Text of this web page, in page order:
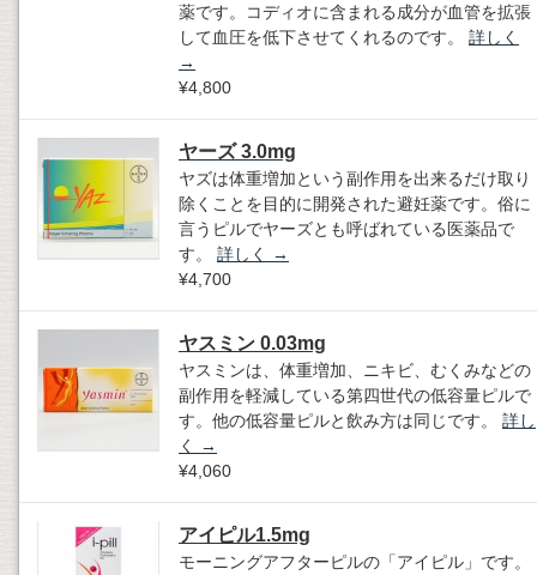
薬です。コディオに含まれる成分が血管を拡張
して血圧を低下させてくれるのです。 詳しく
→
¥4,800
ヤーズ 3.0mg
ヤズは体重増加という副作用を出来るだけ取り
除くことを目的に開発された避妊薬です。俗に
言うピルでヤーズとも呼ばれている医薬品で
す。 詳しく
→
¥4,700
ヤスミン 0.03mg
ヤスミンは、体重増加、ニキビ、むくみなどの
副作用を軽減している第四世代の低容量ピルで
す。他の低容量ピルと飲み方は同じです。 詳し
く
→
¥4,060
アイピル1.5mg
モーニングアフターピルの「アイピル」です。